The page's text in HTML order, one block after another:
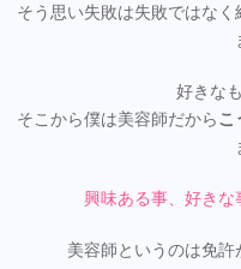
そう思い失敗は失敗ではな
好きな
そこから僕は美容師だからこ
興味ある事、好きな
美容師というのは免許